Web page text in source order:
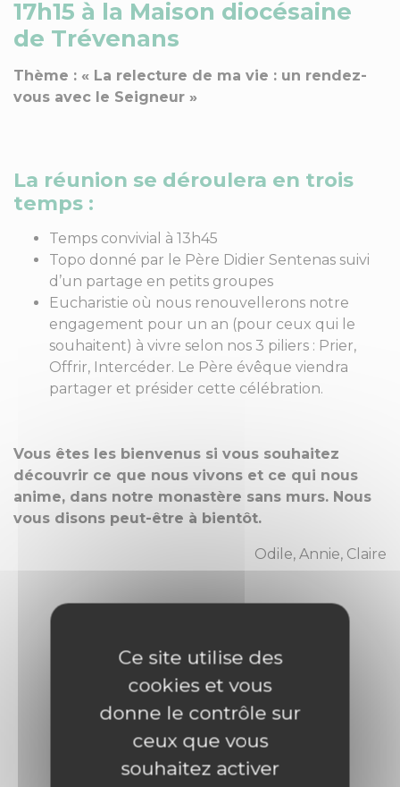
17h15 à la Maison diocésaine
de Trévenans
Thème : « La relecture de ma vie : un rendez-
vous avec le Seigneur »
La réunion se déroulera en trois
temps :
Temps convivial à 13h45
Topo donné par le Père Didier Sentenas suivi
d’un partage en petits groupes
Eucharistie où nous renouvellerons notre
engagement pour un an (pour ceux qui le
souhaitent) à vivre selon nos 3 piliers : Prier,
Offrir, Intercéder. Le Père évêque viendra
partager et présider cette célébration.
Vous êtes les bienvenus si vous souhaitez
découvrir ce que nous vivons et ce qui nous
anime, dans notre monastère sans murs. Nous
vous disons peut-être à bientôt.
Odile, Annie, Claire
Ce site utilise des
cookies et vous
donne le contrôle sur
ceux que vous
souhaitez activer